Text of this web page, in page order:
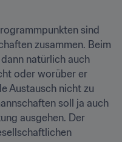
sind
zusammen. Beim
natürlich auch
oder worüber er
Austausch nicht zu
soll ja auch
ausgehen. Der